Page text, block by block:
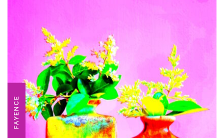
FAYENCE